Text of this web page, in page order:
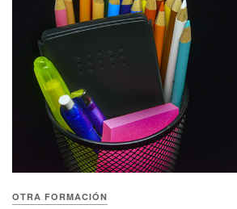
OTRA FORMACIÓN